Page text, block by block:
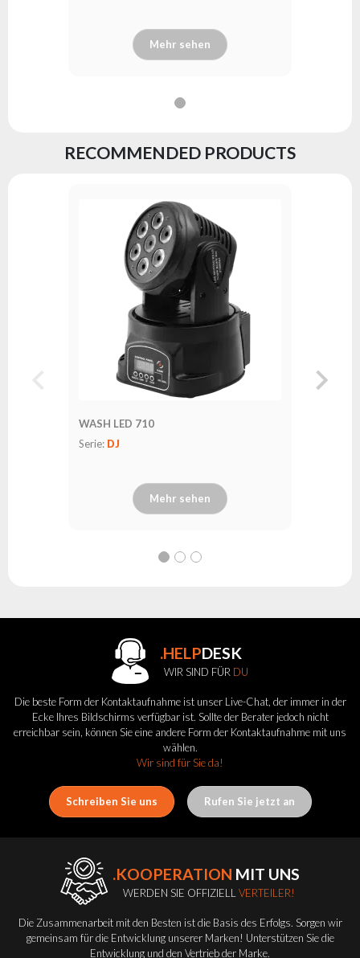
Mehr sehen
RECOMMENDED PRODUCTS
WASH LED 710
Serie: DJ
Mehr sehen
.HELPDESK
WIR SIND FÜR DU
Die beste Form der Kontaktaufnahme ist unser Live-Chat, der immer in der
Ecke Ihres Bildschirms verfügbar ist. Sollte der Berater jedoch nicht
erreichbar sein, können Sie eine andere Form der Kontaktaufnahme mit uns
wählen.
Wir sind für Sie da!
Schreiben Sie uns Rufen Sie jetzt an
.KOOPERATION MIT UNS
WERDEN SIE OFFIZIELLVERTEILER!
Die Zusammenarbeit mit den Besten ist die Basis des Erfolgs. Sorgen wir
gemeinsam für die Entwicklung unserer Marken! Unterstützen Sie die
Entwicklung und den Vertrieb der Marke.